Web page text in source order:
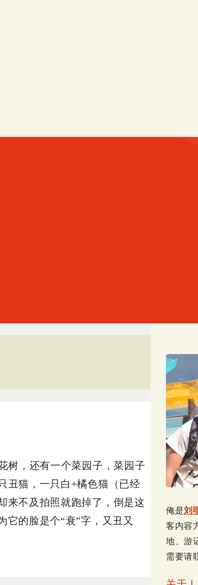
树，还有一个菜园子，菜园子
丑猫，一只白+橘色猫（已经
来不及拍照就跑掉了，倒是这
它的脸是个“衰”字，又丑又
俺是刘
客内容
地、游
需要请